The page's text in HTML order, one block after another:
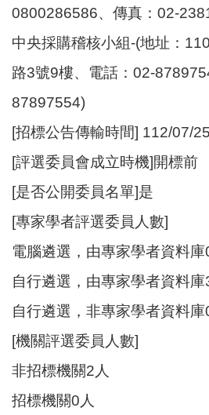
0800286586、傳真：02-
中央採購稽核小組-(地址：
路3號9樓、電話：02-
87897554)
[招標公告傳輸時間] 112/07/
[評選委員會成立時機]開標前
[是否公開委員名單]是
[專家學者評選委員人數]
電腦遴選，由專家學者資料庫
自行遴選，由專家學者資料庫
自行遴選，非專家學者資料庫
[機關評選委員人數]
非招標機關2人
招標機關0人